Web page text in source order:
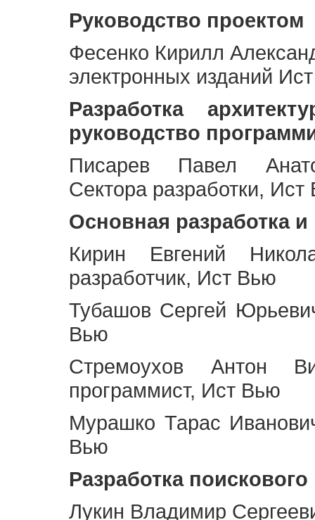
Руководство проектом
Фесенко Кирилл
электронных изданий
Разработка
руководство
Писарев Павел
Сектора разработки,
Основная разработка
Кирин Евгений
разработчик, Ист Вью
Тубашов Сергей
Вью
Стремоухов Антон
программист, Ист Вью
Мурашко Тарас
Вью
Разработка
Лукин Владимир